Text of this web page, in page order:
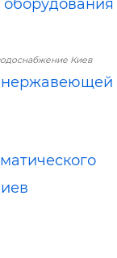
оборудования
Киев